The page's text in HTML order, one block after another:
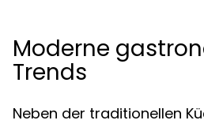
Moderne
Trends
Neben der traditionellen